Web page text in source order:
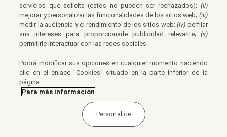
servicios que solicita (estos no pueden ser rechazados); (ii)
mejorar y personalizar las funcionalidades de los sitios web; (iii)
medir la audiencia y el rendimiento de los sitios web;(iv) perfilar
sus intereses para proporcionarle publicidad relevante; (v)
permitirle interactuar con las redes sociales.
Podrá modificar sus opciones en cualquier momento haciendo
clic en el enlace "Cookies" situado en la parte inferior de la
página.
Para más información
Personalice